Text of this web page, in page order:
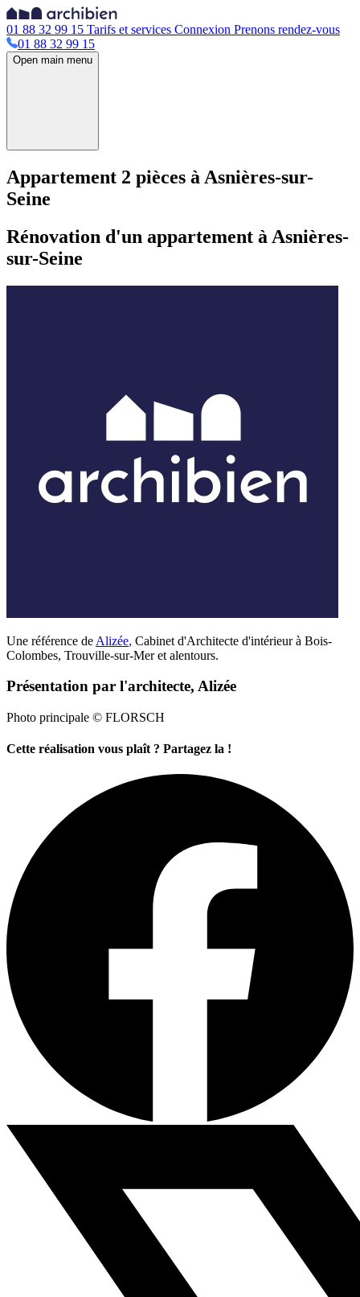
01 88 32 99 15 Tarifs et services Connexion Prenons rendez-vous
01 88 32 99 15
Open main menu
Appartement 2 pièces à Asnières-sur-
Seine
Rénovation d'un appartement à Asnières-
sur-Seine
Une référence de Alizée, Cabinet d'Architecte d'intérieur à Bois-
Colombes, Trouville-sur-Mer et alentours.
Présentation par l'architecte, Alizée
Photo principale © FLORSCH
Cette réalisation vous plaît ? Partagez la !